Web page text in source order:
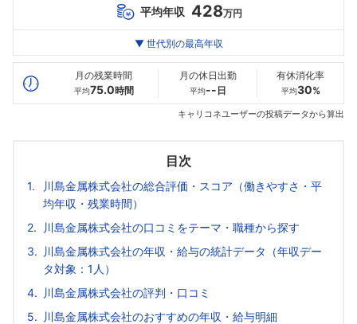
平均年収 428万円
最高年収
20代
428万
30代
--万
--万
▼ 世代別の最高年収
月の残業時間
平均75.0時間
月の休日出勤
平均-- 日
有休消化率
平均30%
キャリコネユーザーの投稿データから算出
目次
川島金属株式会社の総合評価・スコア（働きやすさ・平
均年収・残業時間）
川島金属株式会社の口コミをテーマ・職種から探す
川島金属株式会社の年収・給与の統計データ（年収デー
タ対象：1人）
川島金属株式会社の評判・口コミ
川島金属株式会社のおすすめの年収・給与明細